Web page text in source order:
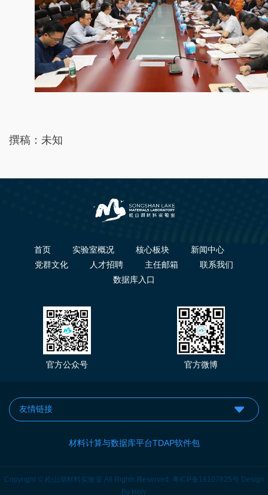
撰稿：未知
首页 实验室概况 核心板块
新闻中心
党群文化
人才招聘 主任邮箱
联系我们
数据库入口
官方公众号 官方微博
材料计算与数据库平台TDAP软件包
Copyright © 松山湖材料实验室 All Rights Reserved. 粤ICP备18107825号 Design
By Holy